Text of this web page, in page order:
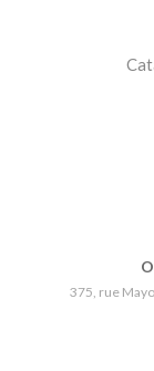
375, rue